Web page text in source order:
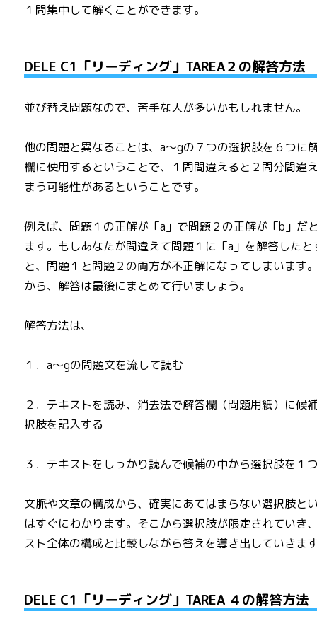
１問集中して解くことができます。
DELE C1「リーディング」TAREA２の解答方法
並び替え問題なので、苦手な人が多いかもしれません。
他の問題と異なることは、a～gの７つの選択肢を６つに
欄に使用するということで、１問間違えると２問分間違
まう可能性があるということです。
例えば、問題１の正解が「a」で問題２の正解が「b」だ
ます。もしあなたが間違えて問題１に「a」を解答したと
と、問題１と問題２の両方が不正解になってしまいます
から、解答は最後にまとめて行いましょう。
解答方法は、
１．a～gの問題文を流して読む
２．テキストを読み、消去法で解答欄（問題用紙）に候
択肢を記入する
３．テキストをしっかり読んで候補の中から選択肢を１
文脈や文章の構成から、確実にあてはまらない選択肢と
はすぐにわかります。そこから選択肢が限定されていき
スト全体の構成と比較しながら答えを導き出していきま
DELE C1「リーディング」TAREA ４の解答方法